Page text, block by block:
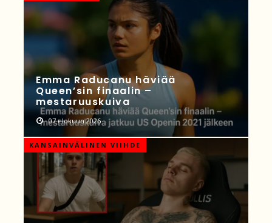
Emma Raducanu häviää
Queen’sin finaalin –
mestaruuskuiva
07 elokuun 2026
KANSAINVÄLINEN VIIHDE